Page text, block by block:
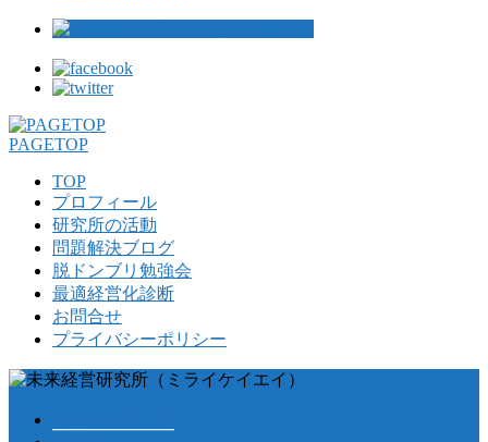
PAGETOP
TOP
プロフィール
研究所の活動
問題解決ブログ
脱ドンブリ勉強会
最適経営化診断
お問合せ
プライバシーポリシー